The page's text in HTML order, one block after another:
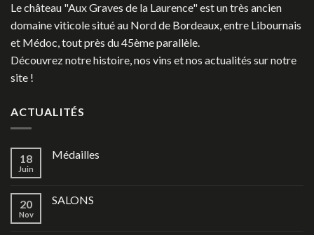
Le château "Aux Graves de la Laurence" est un très ancien
domaine viticole situé au Nord de Bordeaux, entre Libournais
et Médoc, tout près du 45ème parallèle.
Découvrez notre histoire, nos vins et nos actualités sur notre
site !
ACTUALITÉS
18
Juin
Médailles
20
Nov
SALONS